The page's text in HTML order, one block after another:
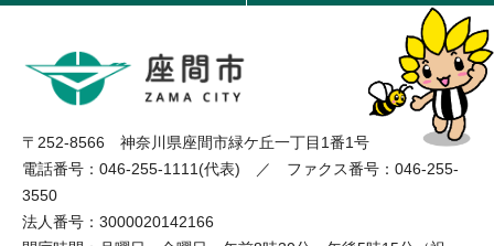
〒252-8566 神奈川県座間市緑ケ丘一丁目1番1号
電話番号：046-255-1111(代表) ／ ファクス番号：046-255-
3550
法人番号：3000020142166